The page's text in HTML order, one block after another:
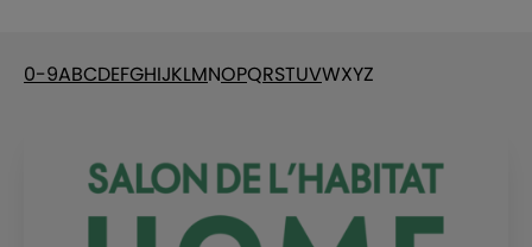
0-9ABCDEFGHIJKLMNOPQRSTUVWXYZ